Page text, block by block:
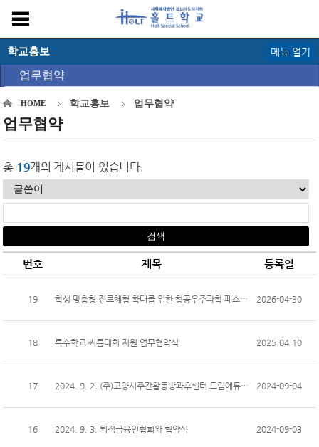
학교홍보
업무협약
메뉴 열기
HOME 학교홍보 업무협약
업무협약
총 19개의 게시물이 있습니다.
번호 제목 등록일
19 학생 맞춤형 진로체험 확대를 위한 항공우주과학 페스티벌 업무협약식 2026-04-30
18 특수학교 씨름대회 지원 업무협약식 2025-04-10
17 2024. 9. 2. (주)고양시주간활동방과후센터 드림에듀 협약식 2024-09-04
16 2024. 9. 3. 퇴직금융인협회와 협약식 2024-09-03